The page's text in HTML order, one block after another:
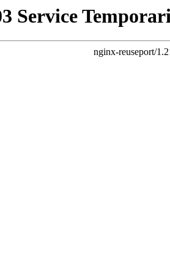
Service
nginx-reuseport/